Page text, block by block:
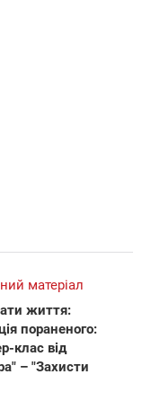
матеріал
життя:
пopaнeнoгo:
клас від
– "Захисти